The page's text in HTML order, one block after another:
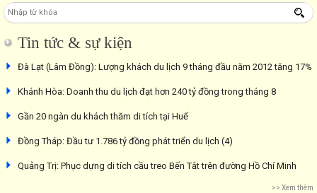
Tin tức & sự kiện
Đà Lạt (Lâm Đồng): Lượng khách du lịch 9 tháng đầu năm 2012 tăng 17%
Khánh Hòa: Doanh thu du lịch đạt hơn 240 tỷ đồng trong tháng 8
Gần 20 ngàn du khách thăm di tích tại Huế
Đồng Tháp: Đầu tư 1.786 tỷ đồng phát triển du lịch (4)
Quảng Trị: Phục dựng di tích cầu treo Bến Tắt trên đường Hồ Chí Minh
>> Xem thêm